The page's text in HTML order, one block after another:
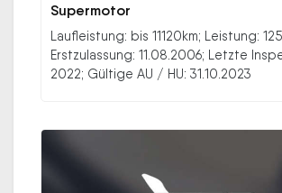
Supermotor
Laufleistung: bis 11120km; Leistung:
Erstzulassung: 11.08.2006; Letzte
2022; Gültige AU / HU: 31.10.2023